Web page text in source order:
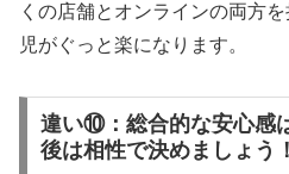
くの店舗とオンラインの両方
児がぐっと楽になります。
違い⑩：総合的な安心感
後は相性で決めましょう！